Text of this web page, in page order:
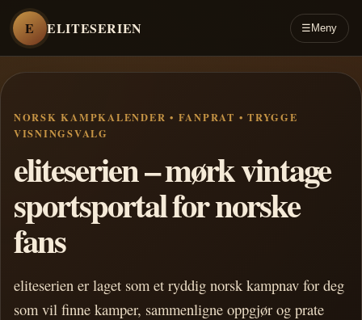
E ELITESERIEN ☰ Meny
NORSK KAMPKALENDER • FANPRAT • TRYGGE
VISNINGSVALG
eliteserien – mørk vintage
sportsportal for norske
fans
eliteserien er laget som et ryddig norsk kampnav for deg
som vil finne kamper, sammenligne oppgjør og prate